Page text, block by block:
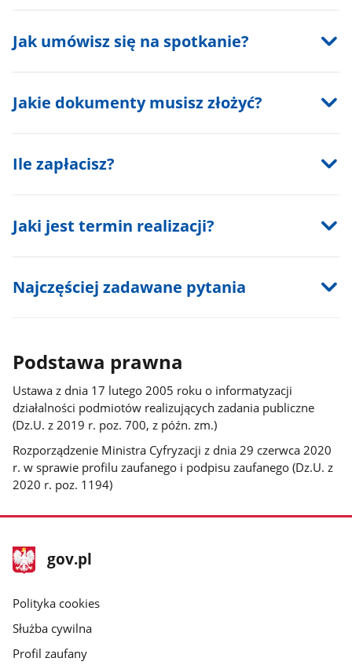
Jak umówisz się na spotkanie?
Jakie dokumenty musisz złożyć?
Ile zapłacisz?
Jaki jest termin realizacji?
Najczęściej zadawane pytania
Podstawa prawna
Ustawa z dnia 17 lutego 2005 roku o informatyzacji
działalności podmiotów realizujących zadania publiczne
(Dz.U. z 2019 r. poz. 700, z późn. zm.)
Rozporządzenie Ministra Cyfryzacji z dnia 29 czerwca 2020
r. w sprawie profilu zaufanego i podpisu zaufanego (Dz.U. z
2020 r. poz. 1194)
stopka
gov.pl
Strona
gov.pl
gov.pl
Polityka cookies
Służba cywilna
Profil zaufany